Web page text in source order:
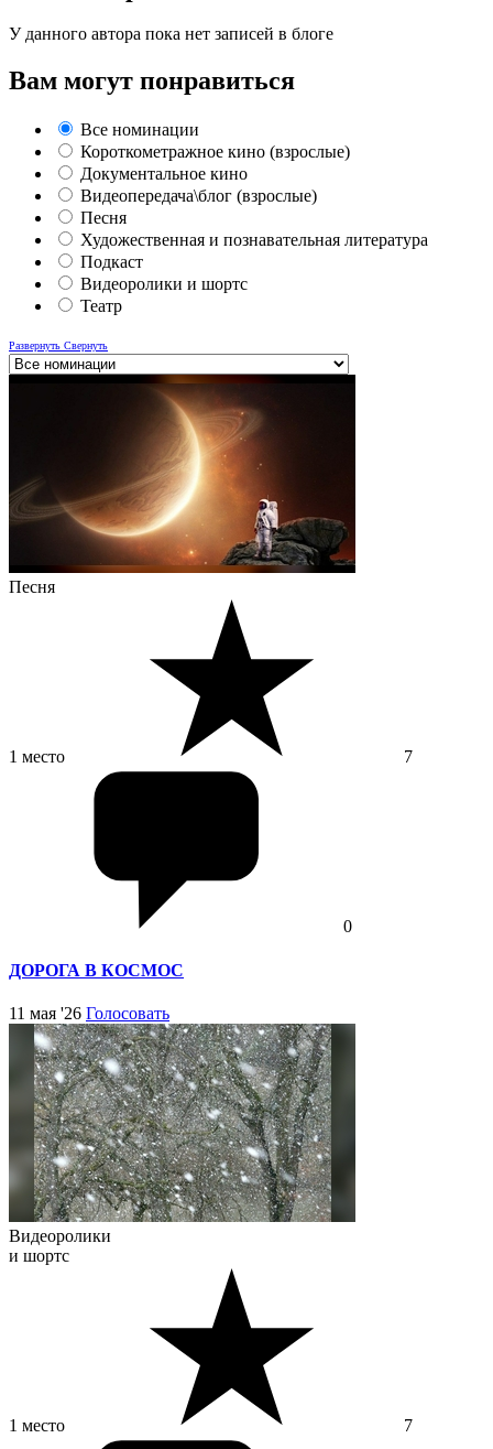
У данного автора пока нет записей в блоге
Вам могут понравиться
Все номинации
Короткометражное кино (взрослые)
Документальное кино
Видеопередача\блог (взрослые)
Песня
Художественная и познавательная литература
Подкаст
Видеоролики и шортс
Театр
Развернуть Свернуть
Песня
1 место 7
0
ДОРОГА В КОСМОС
11 мая '26 Голосовать
Видеоролики
и шортс
1 место 7